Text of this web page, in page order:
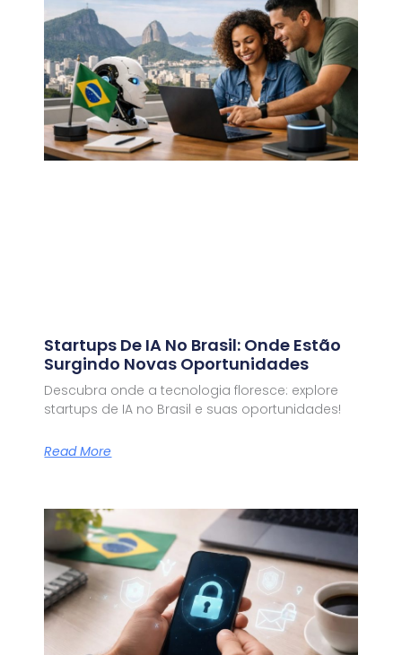
Startups De IA No Brasil: Onde Estão
Surgindo Novas Oportunidades
Descubra onde a tecnologia floresce: explore
startups de IA no Brasil e suas oportunidades!
Read More